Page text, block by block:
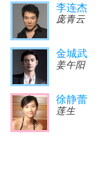
李连杰
庞青云
金城武
姜午阳
徐静蕾
莲生